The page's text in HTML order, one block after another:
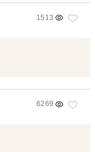
1513
6269